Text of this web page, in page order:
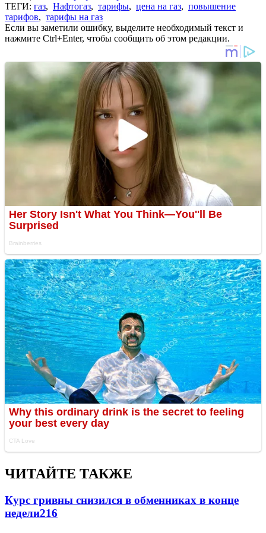
ТЕГИ: газ, Нафтогаз, тарифы, цена на газ, повышение
тарифов, тарифы на газ
Если вы заметили ошибку, выделите необходимый текст и
нажмите Ctrl+Enter, чтобы сообщить об этом редакции.
ЧИТАЙТЕ ТАКЖЕ
Курс гривны снизился в обменниках в конце
недели216